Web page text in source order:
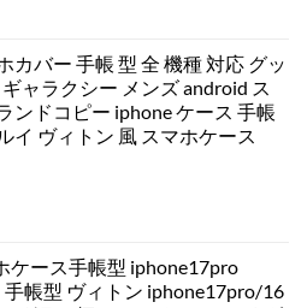
カバー 手帳 型 全 機種 対応 グッ
ャラクシー メンズ android ス
ンドコピー iphone ケース 手帳
イ ヴィトン 風 スマホケース
ケース手帳型 iphone17pro
手帳型 ヴィトン iphone17pro/16